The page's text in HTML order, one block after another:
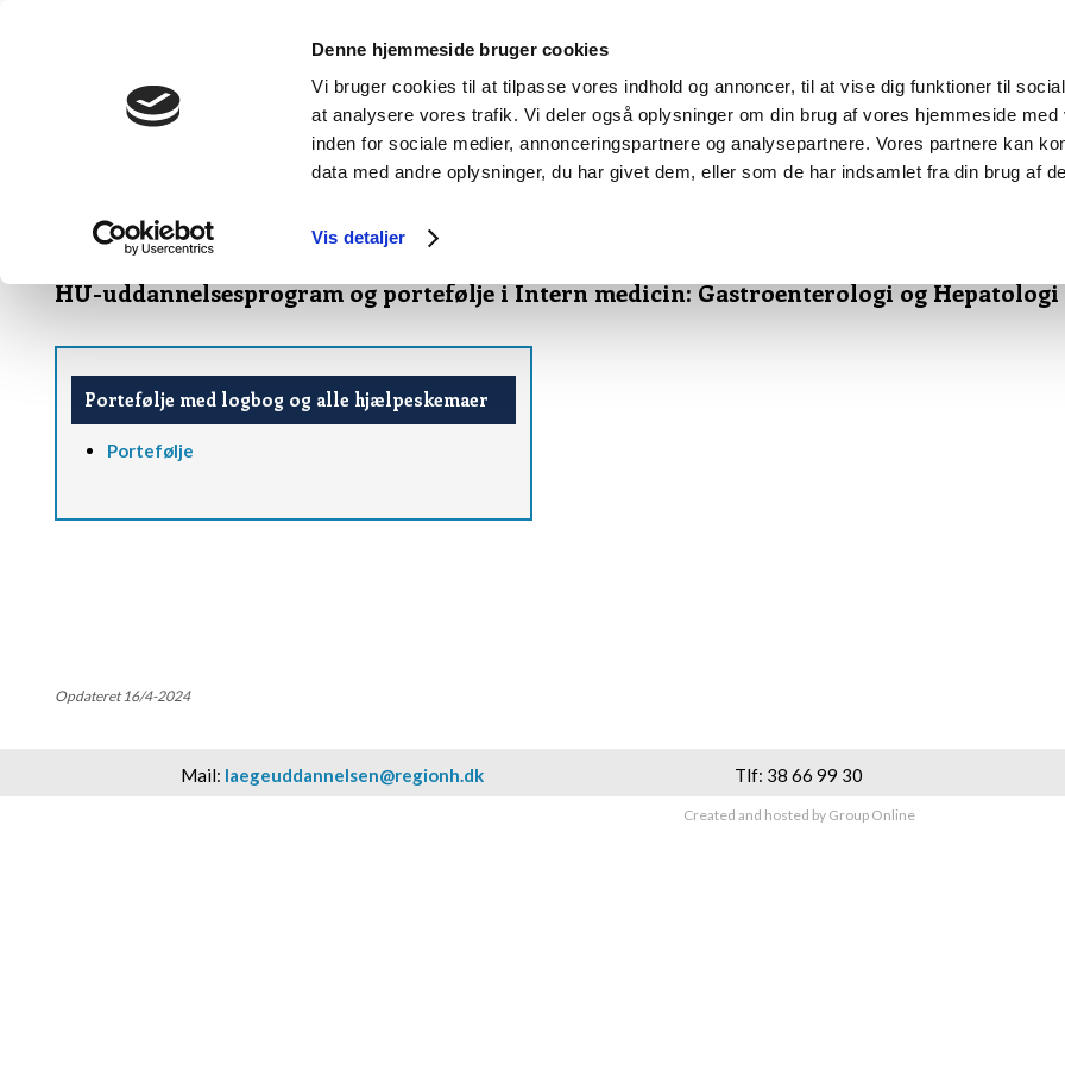
Denne hjemmeside bruger cookies
Vi bruger cookies til at tilpasse vores indhold og annoncer, til at vise dig funktioner til
at analysere vores trafik. Vi deler også oplysninger om din brug af vores hjemmeside med
inden for sociale medier, annonceringspartnere og analysepartnere. Vores partnere kan
data med andre oplysninger, du har givet dem, eller som de har indsamlet fra din brug af
Vis detaljer
FORSIDE BEGREBER OG NØGLEORD BLANKETTER FAQ LINKS
Navigation:Speciallægeuddannelsen Specialerne»Intern Medicin: Gastroenterologi og Hepatologi
HU-uddannelsesprogram og portefølje i Intern medicin: Gastroenterologi og Hepatologi
Portefølje med logbog og alle hjælpeskemaer
Portefølje
Opdateret 16/4-2024
Mail: laegeuddannelsen@regionh.dk Tlf: 38 66 99 30​
Created and hosted by Group Online